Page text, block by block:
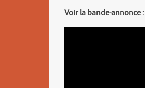
Voir la bande-annonce :